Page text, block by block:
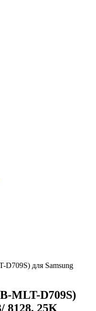
для Samsung
MLT-D709S)
8128, 25K